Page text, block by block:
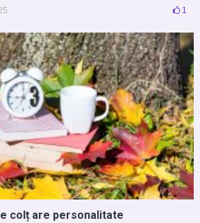
1
colț are personalitate